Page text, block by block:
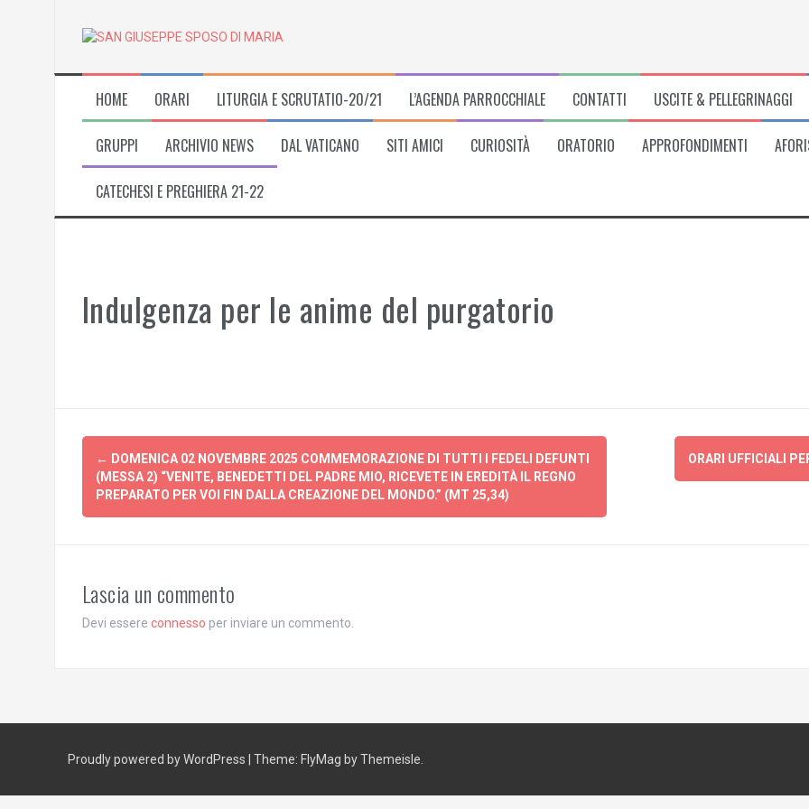
HOME ORARI LITURGIA E SCRUTATIO-20/21 L’AGENDA PARROCCHIALE CONTATTI USCITE & PELLEGRINAGGI
GRUPPI ARCHIVIO NEWS DAL VATICANO SITI AMICI CURIOSITÀ ORATORIO APPROFONDIMENTI
CATECHESI E PREGHIERA 21-22
Indulgenza per le anime del purgatorio
Post
navigation
← DOMENICA 02 NOVEMBRE 2025 COMMEMORAZIONE DI TUTTI I FEDELI DEFUNTI
(MESSA 2) “VENITE, BENEDETTI DEL PADRE MIO, RICEVETE IN EREDITÀ IL REGNO
PREPARATO PER VOI FIN DALLA CREAZIONE DEL MONDO.” (MT 25,34)
ORARI UFFICIALI
Lascia un commento
Devi essere connesso per inviare un commento.
Proudly powered by WordPress Theme: FlyMag by Themeisle.